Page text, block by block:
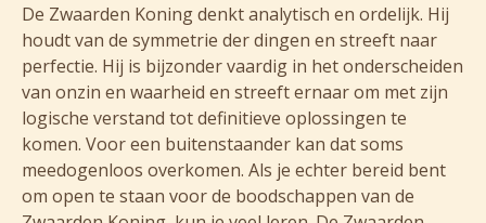
De Zwaarden Koning denkt analytisch en ordelijk. Hij
houdt van de symmetrie der dingen en streeft naar
perfectie. Hij is bijzonder vaardig in het onderscheiden
van onzin en waarheid en streeft ernaar om met zijn
logische verstand tot definitieve oplossingen te
komen. Voor een buitenstaander kan dat soms
meedogenloos overkomen. Als je echter bereid bent
om open te staan voor de boodschappen van de